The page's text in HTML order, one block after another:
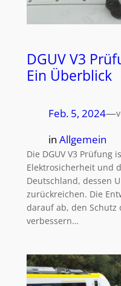
DGUV V3
Ein Überblick
Feb. 5, 2024—
in Allgemein
Die DGUV V3 Prüfung
Elektrosicherheit und
Deutschland, dessen
zurückreichen. Die
darauf ab, den
verbessern…